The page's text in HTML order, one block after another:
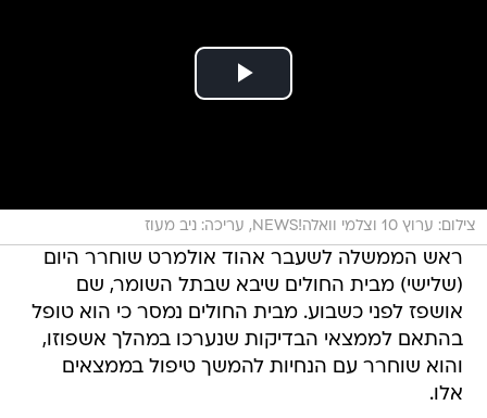
צילום: ערוץ 10 וצלמי וואלה!NEWS, עריכה: ניב מעוז
ראש הממשלה לשעבר אהוד אולמרט שוחרר היום
(שלישי) מבית החולים שיבא שבתל השומר, שם
אושפז לפני כשבוע. מבית החולים נמסר כי הוא טופל
בהתאם לממצאי הבדיקות שנערכו במהלך אשפוזו,
והוא שוחרר עם הנחיות להמשך טיפול בממצאים
אלו.